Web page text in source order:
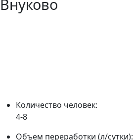
Внуково
Количество человек:
4-8
Объем переработки (л/сутки):